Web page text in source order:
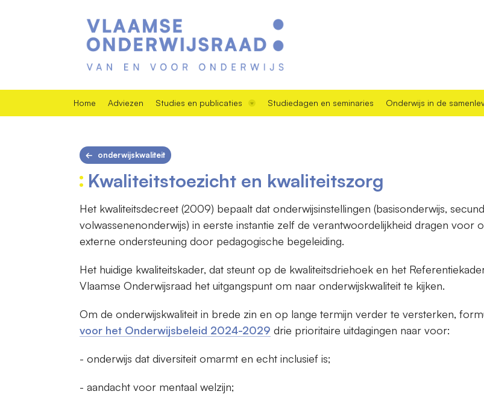
Home Adviezen Studies en publicaties Studiedagen en seminaries Onderwijs in de
onderwijskwaliteit
Kwaliteitstoezicht en kwaliteitszorg
Het kwaliteitsdecreet (2009) bepaalt dat onderwijsinstellingen (basisonderwijs,
volwassenenonderwijs) in eerste instantie zelf de verantwoordelijkheid dragen voor
externe ondersteuning door pedagogische begeleiding.
Het huidige kwaliteitskader, dat steunt op de kwaliteitsdriehoek en het
Vlaamse Onderwijsraad het uitgangspunt om naar onderwijskwaliteit te kijken.
Om de onderwijskwaliteit in brede zin en op lange termijn verder te versterken,
voor het Onderwijsbeleid 2024-2029 drie prioritaire uitdagingen naar voor:
- onderwijs dat diversiteit omarmt en echt inclusief is;
- aandacht voor mentaal welzijn;